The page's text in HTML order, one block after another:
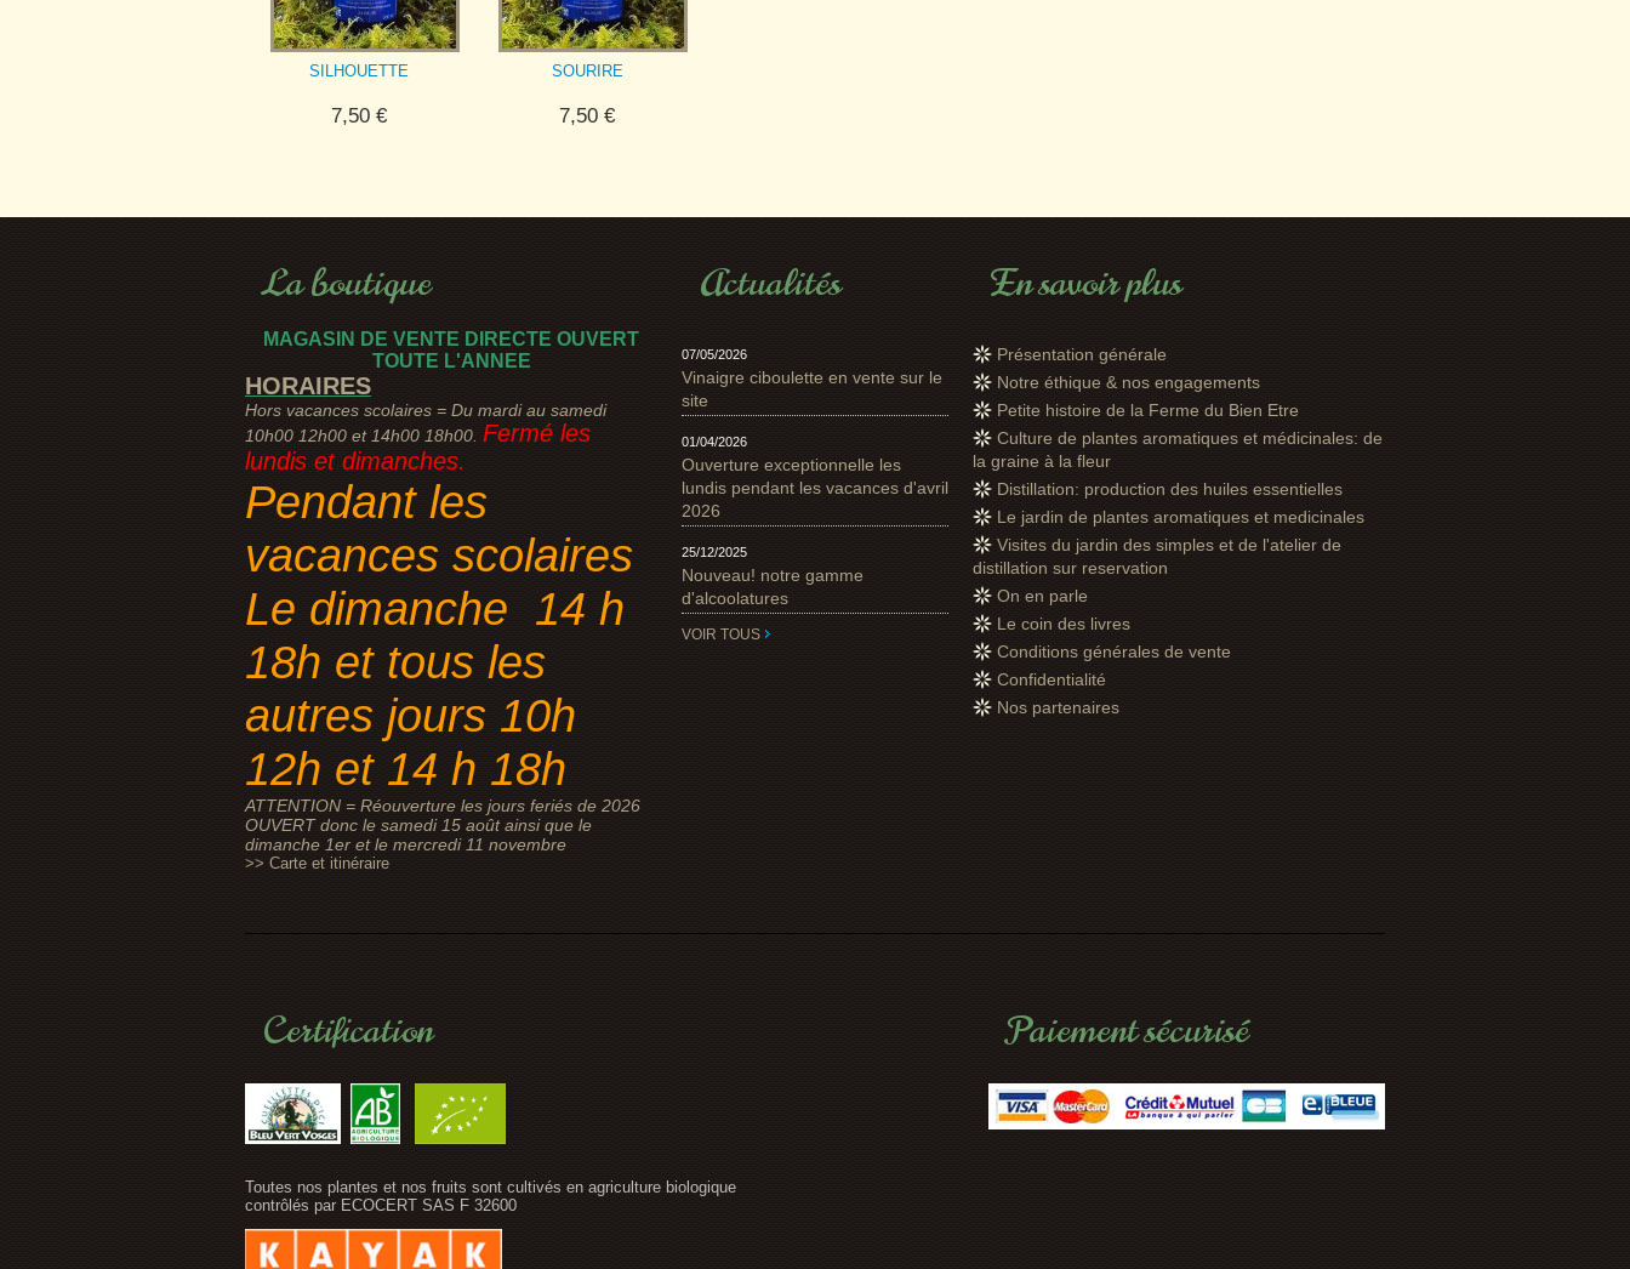
SILHOUETTE
7,50 €
SOURIRE
7,50 €
La boutique
MAGASIN DE VENTE DIRECTE OUVERT
TOUTE L'ANNEE
HORAIRES
Hors vacances scolaires = Du mardi au samedi
10h00 12h00 et 14h00 18h00. Fermé les
lundis et dimanches.
Pendant les
vacances scolaires
Le dimanche 14 h
18h et tous les
autres jours 10h
12h et 14 h 18h
ATTENTION = Réouverture les jours feriés de 2026
OUVERT donc le samedi 15 août ainsi que le
dimanche 1er et le mercredi 11 novembre
>> Carte et itinéraire
Actualités
07/05/2026
Vinaigre ciboulette en vente sur le
site
01/04/2026
Ouverture exceptionnelle les
lundis pendant les vacances d'avril
2026
25/12/2025
Nouveau! notre gamme
d'alcoolatures
VOIR TOUS
En savoir plus
Présentation générale
Notre éthique & nos engagements
Petite histoire de la Ferme du Bien Etre
Culture de plantes aromatiques et médicinales: de
la graine à la fleur
Distillation: production des huiles essentielles
Le jardin de plantes aromatiques et medicinales
Visites du jardin des simples et de l'atelier de
distillation sur reservation
On en parle
Le coin des livres
Conditions générales de vente
Confidentialité
Nos partenaires
Certification
Toutes nos plantes et nos fruits sont cultivés en agriculture biologique
contrôlés par ECOCERT SAS F 32600
Paiement sécurisé